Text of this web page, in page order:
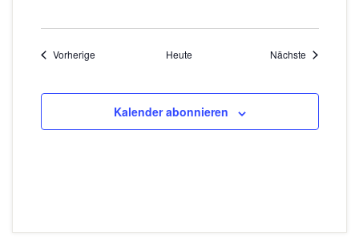
VorherigeVeranstaltungen Heute Nächste
Kalender abonnieren